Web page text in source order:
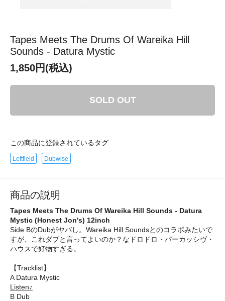
Tapes Meets The Drums Of Wareika Hill
Sounds - Datura Mystic
1,850円(税込)
SOLD OUT
この商品に登録されているタグ
Leftfield Dubwise
商品の説明
Tapes Meets The Drums Of Wareika Hill Sounds - Datura
Mystic (Honest Jon's) 12inch
Side BのDubがヤバし。Wareika Hill Soundsとのコラボみたいで
すが、これダブと言ってよいのか？なドロドロ・パーカッシヴ・
ハウスで好物すぎる。
【Tracklist】
A Datura Mystic
Listen♪
B Dub